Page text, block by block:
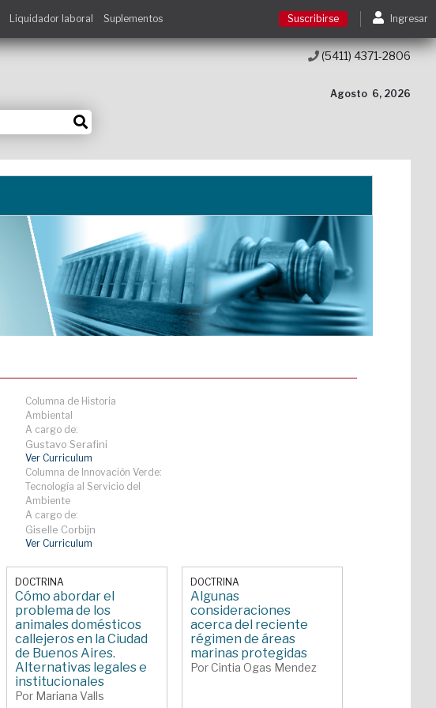
Suscribirse
Contacto
Liquidador laboral Suplementos Suscribirse Ingresar
Agosto 6, 2026
(5411) 4371-2806
Columna de Historia
Ambiental
A cargo de:
Gustavo Serafini
Ver Curriculum
Columna de Innovación Verde:
Tecnología al Servicio del
Ambiente
A cargo de:
Giselle Corbijn
Ver Curriculum
DOCTRINA
Cómo abordar el
problema de los
animales domésticos
callejeros en la Ciudad
de Buenos Aires.
Alternativas legales e
institucionales
Por Mariana Valls
DOCTRINA
Algunas
consideraciones
acerca del reciente
régimen de áreas
marinas protegidas
Por Cintia Ogas Mendez